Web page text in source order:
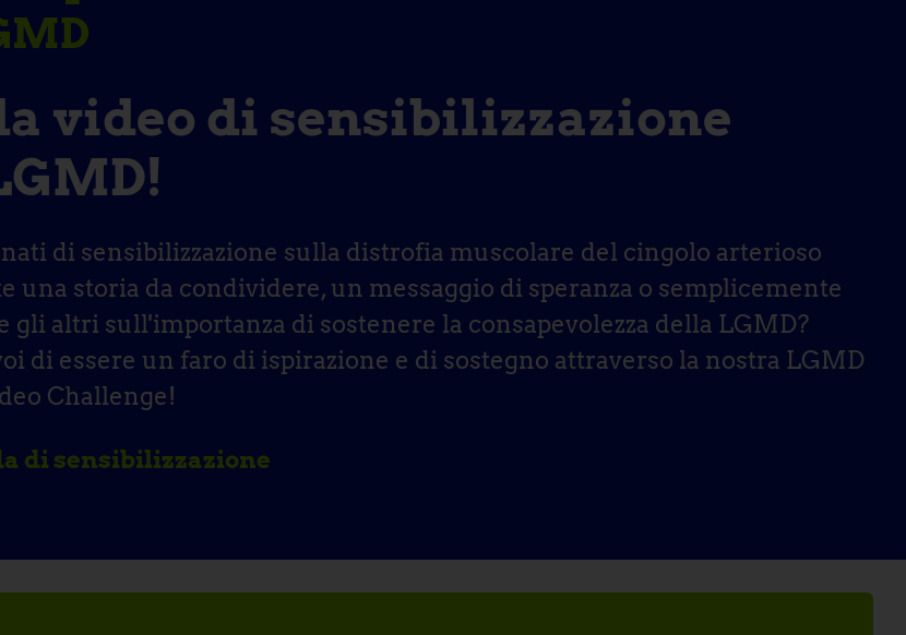
video di sensibilizzazione
di sensibilizzazione sulla distrofia muscolare del cingolo arterioso
una storia da condividere, un messaggio di speranza o semplicemente
gli altri sull'importanza di sostenere la consapevolezza della LGMD?
di essere un faro di ispirazione e di sostegno attraverso la nostra LGMD
Challenge!
di sensibilizzazione